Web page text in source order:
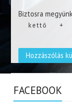
Biztosra
kettő +
FACEBOOK